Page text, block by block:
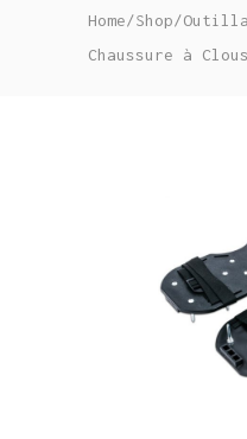
Home/Shop/
Chaussure à Clous